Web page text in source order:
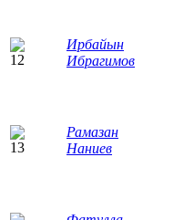
Ирбайын
Ибрагимов
Рамазан
Наниев